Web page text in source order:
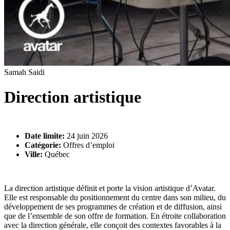
Samah Saidi
Direction artistique
Date limite: 24 juin 2026
Catégorie: Offres d’emploi
Ville: Québec
La direction artistique définit et porte la vision artistique d’Avatar.
Elle est responsable du positionnement du centre dans son milieu, du
développement de ses programmes de création et de diffusion, ainsi
que de l’ensemble de son offre de formation. En étroite collaboration
avec la direction générale, elle conçoit des contextes favorables à la